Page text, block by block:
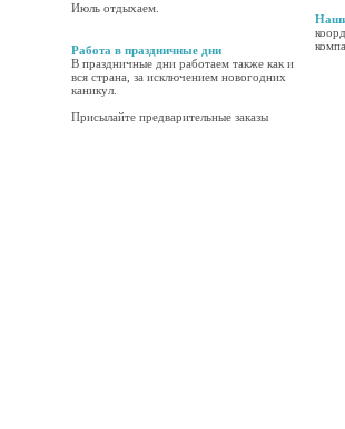
Июль отдыхаем.
Работа в праздничные дни
В праздничные дни работаем также как и
вся страна, за исключением новогодних
каникул.
Присылайте предварительные заказы